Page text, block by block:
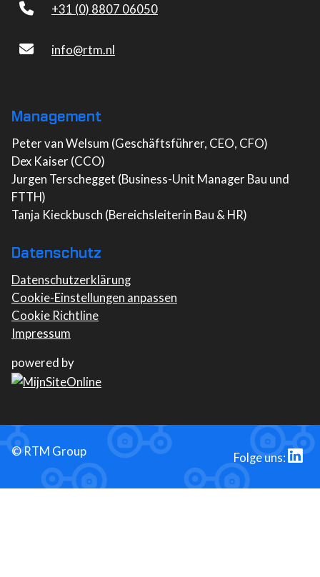
+31 (0) 8807 06050
info@rtm.nl
Management
Peter van Welsum (Geschäftsführer, CEO, CFO)
Dex Kaiser (CCO)
Jurgen Terschegget (Business-Unit Manager Bau und
FTTH)
Tanja Kieckbusch (Bereichsleiterin Bau & HR)
Datenschutz
Datenschutzerklärung
Cookie-Einstellungen anpassen
Cookie Richtline
Impressum
powered by
©RTM Group Folge uns: